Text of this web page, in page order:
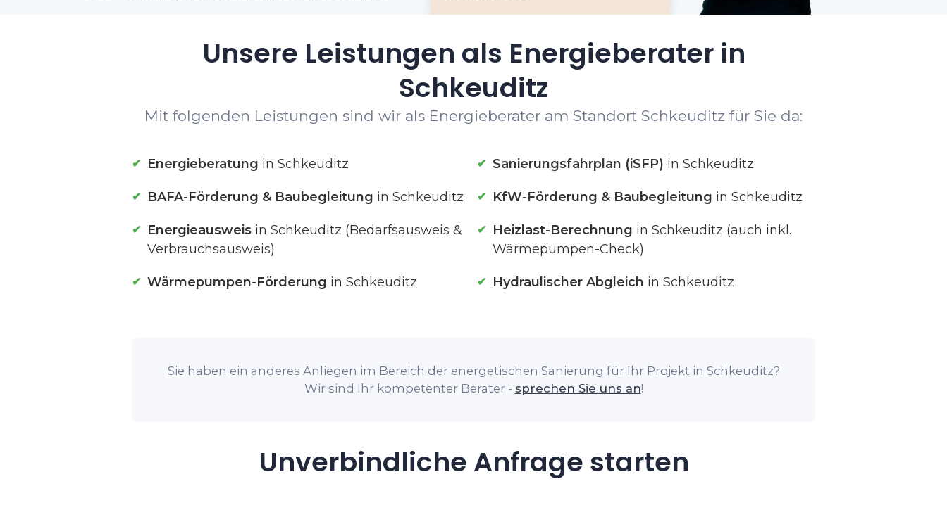
Unsere Leistungen als Energieberater in
Schkeuditz
Mit folgenden Leistungen sind wir als Energieberater am Standort Schkeuditz für Sie da:
Energieberatung in Schkeuditz Sanierungsfahrplan (iSFP) in Schkeuditz
BAFA-Förderung & Baubegleitung in Schkeuditz KfW-Förderung & Baubegleitung in Schkeuditz
Energieausweis in Schkeuditz (Bedarfsausweis &
Verbrauchsausweis)
Heizlast-Berechnung in Schkeuditz (auch inkl.
Wärmepumpen-Check)
Wärmepumpen-Förderung in Schkeuditz Hydraulischer Abgleich in Schkeuditz
Sie haben ein anderes Anliegen im Bereich der energetischen Sanierung für Ihr Projekt in Schkeuditz?
Wir sind Ihr kompetenter Berater - sprechen Sie uns an!
Unverbindliche Anfrage starten